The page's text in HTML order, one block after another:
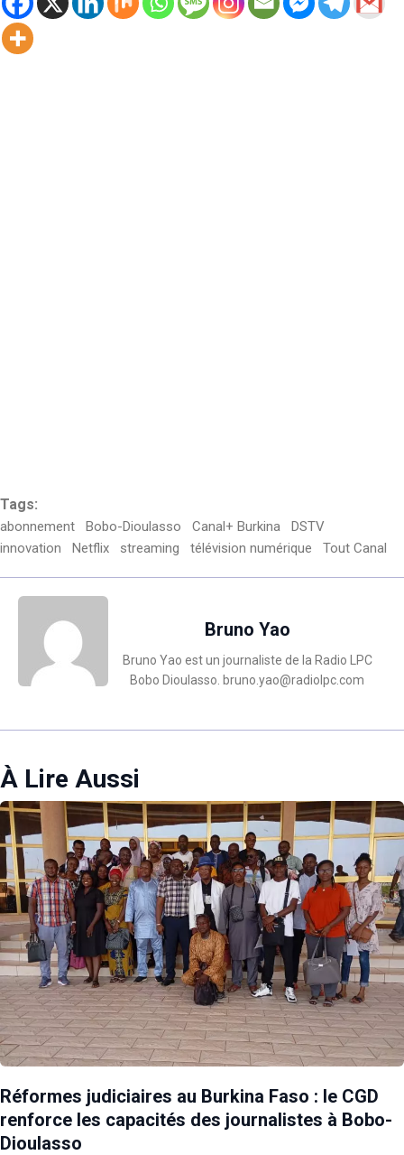
Tags:
abonnement Bobo-Dioulasso Canal+ Burkina
DSTV
innovation
Netflix streaming télévision numérique Tout Canal
Bruno Yao
Bruno Yao est un journaliste de la Radio LPC
Bobo Dioulasso. bruno.yao@radiolpc.com
À Lire Aussi
Réformes judiciaires au Burkina Faso : le CGD
renforce les capacités des journalistes à Bobo-
Dioulasso